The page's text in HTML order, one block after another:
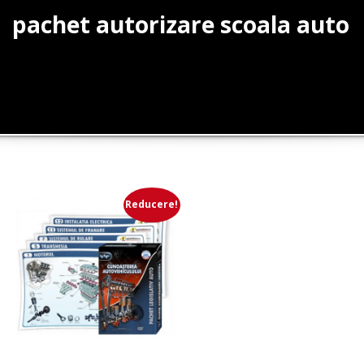
pachet autorizare scoala auto
Reducere!